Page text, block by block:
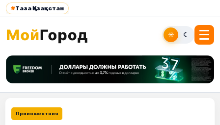
#Таза Қазақстан
☀ ☾
Происшествия